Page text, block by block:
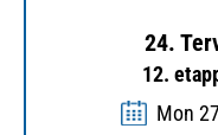
24.
12.
Mon